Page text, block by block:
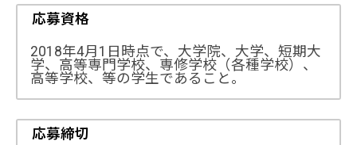
応募資格
2018年4月1日時点で、大学院、大学、短期大
学、高等専門学校、専修学校（各種学校）、
高等学校、等の学生であること。
応募締切